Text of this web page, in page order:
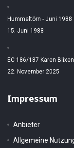
Hummeltörn - Juni 1988
15. Juni 1988
EC 186/187 Karen
22. November 2025
Impressum
Anbieter
Allgemeine